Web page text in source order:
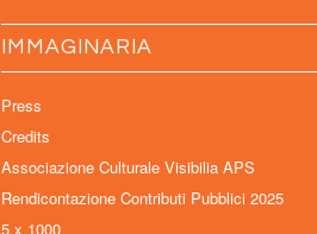
IMMAGINARIA
Press
Credits
Associazione Culturale Visibilia APS
Rendicontazione Contributi Pubblici 2025
5 x 1000